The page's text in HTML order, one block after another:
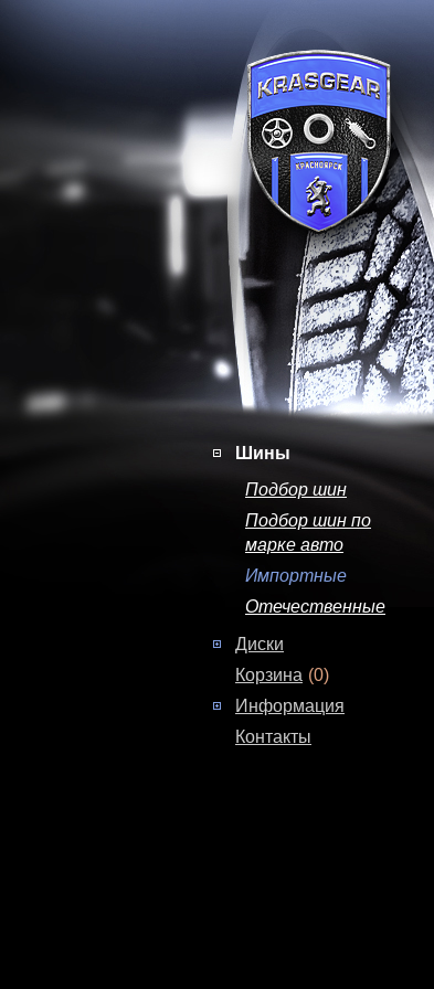
Шины
Подбор шин
Подбор шин по
марке авто
Импортные
Отечественные
Диски
Корзина (0)
Информация
Контакты